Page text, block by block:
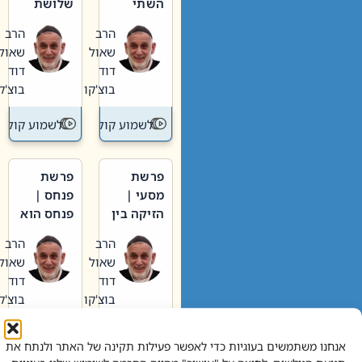
אנחנו משתמשים בעוגיות כדי לאפשר פעילות תקינה של האתר ולנתח את
וערב של
חיינו
הרב
שאול
דוד
בוצ'קו
לשמוע קול תורה – מדרש
האבות
הרב
שאול
דוד
בוצ'קו
לשמוע קול
פרשת
מסעי |
הזיקה בין
הגדול לעם הרב
שאול
דוד
בוצ'קו
לשמוע קול תורה – מדרש
פרשת
פנחס |
פנחס הוא
אליהו: בין
קנאות
הורסת
לקנאות
בונה
הרב
שאול
דוד
בוצ'קו
לשמוע קול